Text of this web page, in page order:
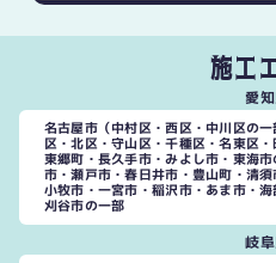
施工
愛
名古屋市（中村区・西区・中川区の
区・北区・守山区・千種区・名東区
東郷町・長久手市・みよし市・東海
市・瀬戸市・春日井市・豊山町・清
小牧市・一宮市・稲沢市・あま市・
刈谷市の一部
岐